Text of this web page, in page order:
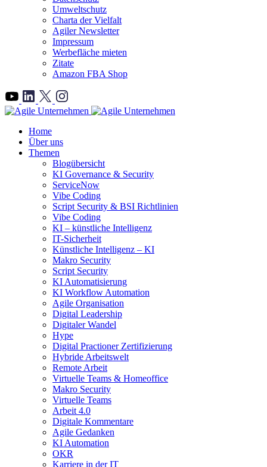
Umweltschutz
Charta der Vielfalt
Agiler Newsletter
Impressum
Werbefläche mieten
Zitate
Amazon FBA Shop
">
Home
Über uns
Themen
Blogübersicht
KI Governance & Security
ServiceNow
Vibe Coding
Script Security & BSI Richtlinien
Vibe Coding
KI – künstliche Intelligenz
IT-Sicherheit
Künstliche Intelligenz – KI
Makro Security
Script Security
KI Automatisierung
KI Workflow Automation
Agile Organisation
Digital Leadership
Digitaler Wandel
Hype
Digital Practioner Zertifizierung
Hybride Arbeitswelt
Remote Arbeit
Virtuelle Teams & Homeoffice
Makro Security
Virtuelle Teams
Arbeit 4.0
Digitale Kommentare
Agile Gedanken
KI Automation
OKR
Karriere in der IT